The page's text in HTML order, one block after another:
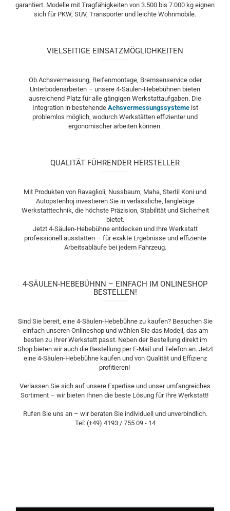
garantiert. Modelle mit Tragfähigkeiten von 3.500 bis 7.000 kg eignen
sich für PKW, SUV, Transporter und leichte Wohnmobile.
VIELSEITIGE EINSATZMÖGLICHKEITEN
Ob Achsvermessung, Reifenmontage, Bremsenservice oder
Unterbodenarbeiten – unsere 4-Säulen-Hebebühnen bieten
ausreichend Platz für alle gängigen Werkstattaufgaben. Die
Integration in bestehende Achsvermessungssysteme ist
problemlos möglich, wodurch Werkstätten effizienter und
ergonomischer arbeiten können.
QUALITÄT FÜHRENDER HERSTELLER
Mit Produkten von Ravaglioli, Nussbaum, Maha, Stertil Koni und
Autopstenhoj investieren Sie in verlässliche, langlebige
Werkstatttechnik, die höchste Präzision, Stabilität und Sicherheit
bietet.
Jetzt 4-Säulen-Hebebühne entdecken und Ihre Werkstatt
professionell ausstatten – für exakte Ergebnisse und effiziente
Arbeitsabläufe bei jedem Fahrzeug.
4-SÄULEN-HEBEBÜHNN – EINFACH IM ONLINESHOP
BESTELLEN!
Sind Sie bereit, eine 4-Säulen-Hebebühne zu kaufen? Besuchen Sie
einfach unseren Onlineshop und wählen Sie das Modell, das am
besten zu Ihrer Werkstatt passt. Neben der Bestellung direkt im
Shop bieten wir auch die Bestellung per E-Mail und Telefon an. Jetzt
eine 4-Säulen-Hebebühne kaufen und von Qualität und Effizienz
profitieren!
Verlassen Sie sich auf unsere Expertise und unser umfangreiches
Sortiment – wir bieten Ihnen die beste Lösung für Ihre Werkstatt!
Rufen Sie uns an – wir beraten Sie individuell und unverbindlich.
Tel: (+49) 4193 / 755 09 - 14